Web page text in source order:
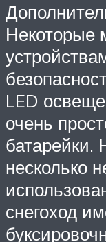
Некоторые
LED
очень
батарейки.
несколько
снегоход